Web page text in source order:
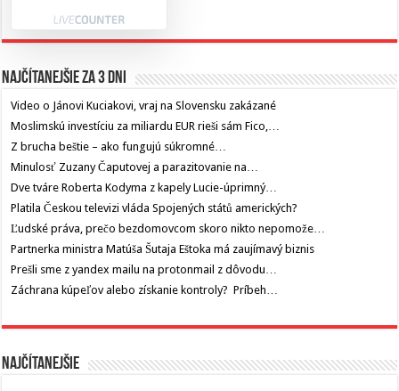
Najčítanejšie za 3 dni
Video o Jánovi Kuciakovi, vraj na Slovensku zakázané
Moslimskú investíciu za miliardu EUR rieši sám Fico,…
Z brucha beštie – ako fungujú súkromné…
Minulosť Zuzany Čaputovej a parazitovanie na…
Dve tváre Roberta Kodyma z kapely Lucie-úprimný…
Platila Českou televizi vláda Spojených států amerických?
Ľudské práva, prečo bezdomovcom skoro nikto nepomože…
Partnerka ministra Matúša Šutaja Eštoka má zaujímavý biznis
Prešli sme z yandex mailu na protonmail z dôvodu…
Záchrana kúpeľov alebo získanie kontroly? Príbeh…
Najčítanejšie